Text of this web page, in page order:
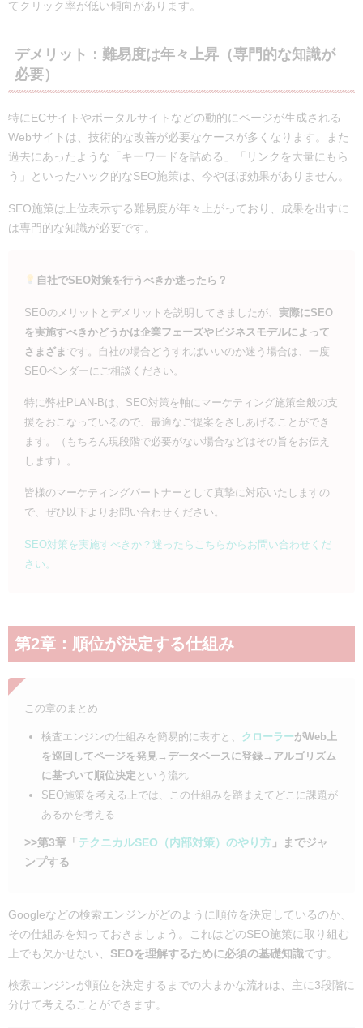
てクリック率が低い傾向があります。
デメリット：難易度は年々上昇（専門的な知識が
必要）
特にECサイトやポータルサイトなどの動的にページが生成される
Webサイトは、技術的な改善が必要なケースが多くなります。また
過去にあったような「キーワードを詰める」「リンクを大量にもら
う」といったハック的なSEO施策は、今やほぼ効果がありません。
SEO施策は上位表示する難易度が年々上がっており、成果を出すに
は専門的な知識が必要です。
自社でSEO対策を行うべきか迷ったら？
SEOのメリットとデメリットを説明してきましたが、 実際にSEO
を実施すべきかどうかは企業フェーズやビジネスモデルによって
さまざま です。自社の場合どうすればいいのか迷う場合は、一度
SEOベンダーにご相談ください。
特に弊社PLAN-Bは、SEO対策を軸にマーケティング施策全般の支
援をおこなっているので、最適なご提案をさしあげることができ
ます。（もちろん現段階で必要がない場合などはその旨をお伝え
します）。
皆様のマーケティングパートナーとして真摯に対応いたしますの
で、ぜひ以下よりお問い合わせください。
SEO対策を実施すべきか？迷ったらこちらからお問い合わせくだ
さい。
第2章：順位が決定する仕組み
この章のまとめ
検査エンジンの仕組みを簡易的に表すと、 クローラーがWeb上
を巡回してページを発見→データベースに登録→アルゴリズム
に基づいて順位決定 という流れ
SEO施策を考える上では、この仕組みを踏まえてどこに課題が
あるかを考える
>>第3章「 テクニカルSEO（内部対策）のやり方」までジャ
ンプする
Googleなどの検索エンジンがどのように順位を決定しているのか、
その仕組みを知っておきましょう。これはどのSEO施策に取り組む
上でも欠かせない、 SEOを理解するために必須の基礎知識です。
検索エンジンが順位を決定するまでの大まかな流れは、主に3段階に
分けて考えることができます。